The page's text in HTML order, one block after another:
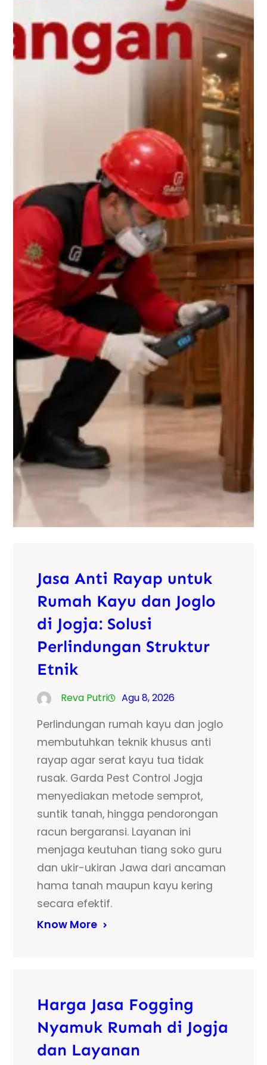
Jasa Anti Rayap untuk
Rumah Kayu dan Joglo
di Jogja: Solusi
Perlindungan Struktur
Etnik
Reva Putri Agu 8, 2026
Perlindungan rumah kayu dan joglo
membutuhkan teknik khusus anti
rayap agar serat kayu tua tidak
rusak. Garda Pest Control Jogja
menyediakan metode semprot,
suntik tanah, hingga pendorongan
racun bergaransi. Layanan ini
menjaga keutuhan tiang soko guru
dan ukir-ukiran Jawa dari ancaman
hama tanah maupun kayu kering
secara efektif.
Know More
Harga Jasa Fogging
Nyamuk Rumah di Jogja
dan Layanan